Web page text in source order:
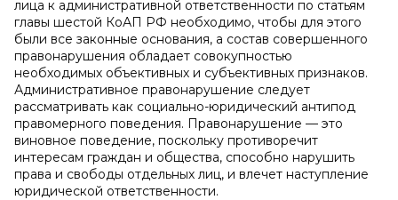
лица к административной ответственности по статьям
главы шестой КоАП РФ необходимо, чтобы для этого
были все законные основания, а состав совершенного
правонарушения обладает совокупностью
необходимых объективных и субъективных признаков.
Административное правонарушение следует
рассматривать как социально-юридический антипод
правомерного поведения. Правонарушение — это
виновное поведение, поскольку противоречит
интересам граждан и общества, способно нарушить
права и свободы отдельных лиц, и влечет наступление
юридической ответственности.